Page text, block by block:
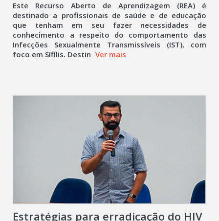
Este Recurso Aberto de Aprendizagem (REA) é
destinado a profissionais de saúde e de educação
que tenham em seu fazer necessidades de
conhecimento a respeito do comportamento das
Infecções Sexualmente Transmissíveis (IST), com
foco em Sífilis. Destin Ver mais
Estratégias para erradicação do HIV